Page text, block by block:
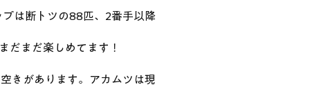
は断トツの88匹、2番手以降
だまだ楽しめてます！
きがあります。アカムツは現